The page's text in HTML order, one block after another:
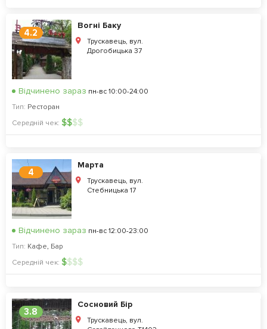
4.2
Вогні Баку
Трускавець, вул.
Дрогобицька 37
Відчинено зараз пн-вс 10:00-24:00
Тип: Ресторан
Середній чек: $$$$
4
Марта
Трускавець, вул.
Стебницька 17
Відчинено зараз пн-вс 12:00-23:00
Тип: Кафе, Бар
Середній чек: $$$$
3.8
Сосновий Бір
Трускавець, вул.